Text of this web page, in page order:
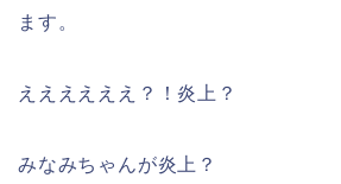
ます。
ええええええ？！炎上？
みなみちゃんが炎上？